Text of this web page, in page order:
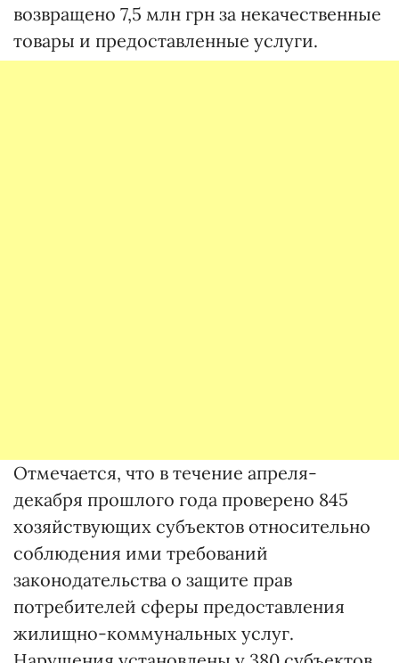
возвращено 7,5 млн грн за некачественные
товары и предоставленные услуги.
Отмечается, что в течение апреля-
декабря прошлого года проверено 845
хозяйствующих субъектов относительно
соблюдения ими требований
законодательства о защите прав
потребителей сферы предоставления
жилищно-коммунальных услуг.